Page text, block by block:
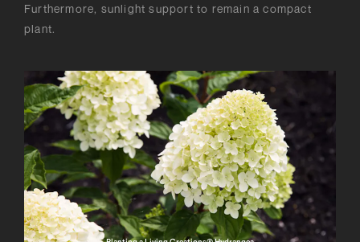
Furthermore, sunlight support to remain a compact
plant.